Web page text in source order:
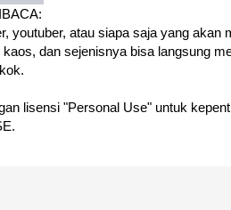
youtuber, atau siapa saja yang
dan sejenisnya bisa langsung
lisensi "Personal Use" untuk